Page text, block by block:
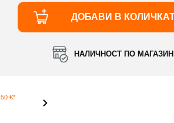
ДОБАВИ В
НАЛИЧНОСТ ПО
€*